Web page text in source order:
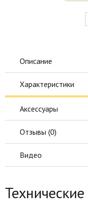
Описание
Характеристики
Аксессуары
Отзывы (0)
Видео